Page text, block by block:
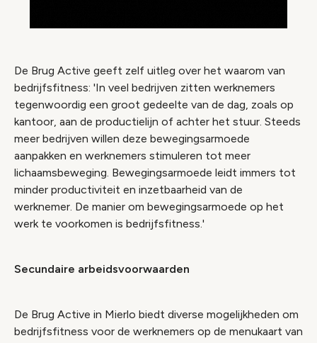
De Brug Active geeft zelf uitleg over het waarom van
bedrijfsfitness: 'In veel bedrijven zitten werknemers
tegenwoordig een groot gedeelte van de dag, zoals op
kantoor, aan de productielijn of achter het stuur. Steeds
meer bedrijven willen deze bewegingsarmoede
aanpakken en werknemers stimuleren tot meer
lichaamsbeweging. Bewegingsarmoede leidt immers tot
minder productiviteit en inzetbaarheid van de
werknemer. De manier om bewegingsarmoede op het
werk te voorkomen is bedrijfsfitness.'
Secundaire arbeidsvoorwaarden
De Brug Active in Mierlo biedt diverse mogelijkheden om
bedrijfsfitness voor de werknemers op de menukaart van